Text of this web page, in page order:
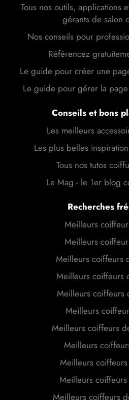
Tous nos outils, applications
gérants de salon
Nos conseils pour
Référencez
Le guide pour créer une
Le guide pour gérer la
Conseils et bons
Les meilleurs
Les plus belles
Tous nos tutos
Le Mag - le 1er blog
Recherches
Meilleurs
Meilleurs
Meilleurs coiffeurs
Meilleurs coiffeurs
Meilleurs coiffeurs
Meilleurs
Meilleurs coiffeurs
Meilleurs
Meilleurs
Meilleurs
Meilleurs coiffeurs